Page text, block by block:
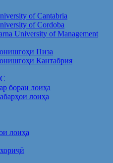
of Cantabria
of Cordoba
University of Management
Пиза
Кантабрия
бораи лоиҳа
лоиҳа
лоиҳа